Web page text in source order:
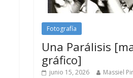
Fotografía
Una Parálisis
gráfico]
junio 15, 2026
Massiel